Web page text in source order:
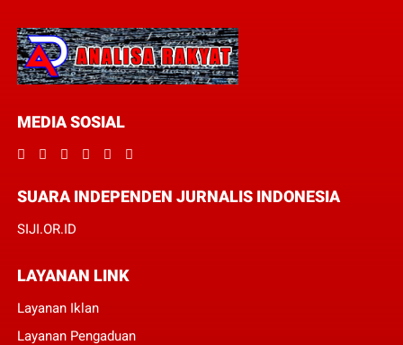
MEDIA SOSIAL
SUARA INDEPENDEN JURNALIS INDONESIA
SIJI.OR.ID
LAYANAN LINK
Layanan Iklan
Layanan Pengaduan